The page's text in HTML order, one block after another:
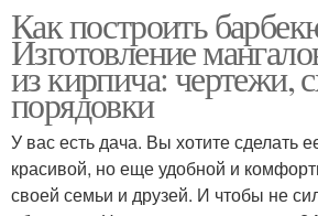
Как построить
Изготовление
из кирпича: чертежи,
порядовки
У вас есть дача. Вы хотите сделать
красивой, но еще удобной и
своей семьи и друзей. И чтобы не